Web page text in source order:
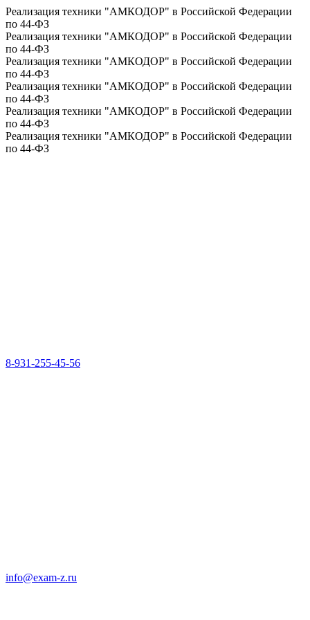
Реализация техники "АМКОДОР" в Российской Федерации
по 44-ФЗ
Реализация техники "АМКОДОР" в Российской Федерации
по 44-ФЗ
Реализация техники "АМКОДОР" в Российской Федерации
по 44-ФЗ
Реализация техники "АМКОДОР" в Российской Федерации
по 44-ФЗ
Реализация техники "АМКОДОР" в Российской Федерации
по 44-ФЗ
Реализация техники "АМКОДОР" в Российской Федерации
по 44-ФЗ
8-931-255-45-56
info@exam-z.ru